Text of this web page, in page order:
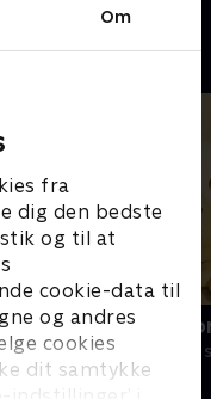
Om
fra
dig den bedste
og til at
cookie-data til
og andres
cookies
dit samtykke
Vip og
Børneserier • 1